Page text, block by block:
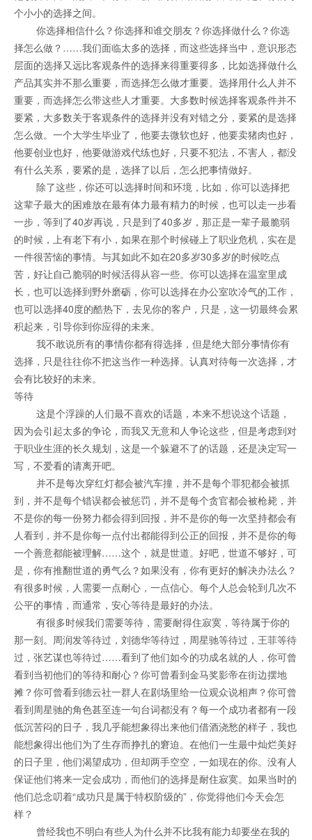
个小小的选择之间。
你选择相信什么？你选择和谁交朋友？你选择做什么？你选
择怎么做？……我们面临太多的选择，而这些选择当中，意识形态
层面的选择又远比客观条件的选择来得重要得多，比如选择做什么
产品其实并不那么重要，而选择怎么做才重要。选择用什么人并不
重要，而选择怎么带这些人才重要。大多数时候选择客观条件并不
要紧，大多数关于客观条件的选择并没有对错之分，要紧的是选择
怎么做。一个大学生毕业了，他要去微软也好，他要卖猪肉也好，
他要创业也好，他要做游戏代练也好，只要不犯法，不害人，都没
有什么关系，要紧的是，选择了以后，怎么把事情做好。
除了这些，你还可以选择时间和环境，比如，你可以选择把
这辈子最大的困难放在最有体力最有精力的时候，也可以走一步看
一步，等到了40岁再说，只是到了40多岁，那正是一辈子最脆弱
的时候，上有老下有小，如果在那个时候碰上了职业危机，实在是
一件很苦恼的事情。与其如此不如在20多岁30多岁的时候吃点
苦，好让自己脆弱的时候活得从容一些。你可以选择在温室里成
长，也可以选择到野外磨砺，你可以选择在办公室吹冷气的工作，
也可以选择40度的酷热下，去见你的客户，只是，这一切最终会累
积起来，引导你到你应得的未来。
我不敢说所有的事情你都有得选择，但是绝大部分事情你有
选择，只是往往你不把这当作一种选择。认真对待每一次选择，才
会有比较好的未来。
等待
这是个浮躁的人们最不喜欢的话题，本来不想说这个话题，
因为会引起太多的争论，而我又无意和人争论这些，但是考虑到对
于职业生涯的长久规划，这是一个躲避不了的话题，还是决定写一
写，不爱看的请离开吧。
并不是每次穿红灯都会被汽车撞，并不是每个罪犯都会被抓
到，并不是每个错误都会被惩罚，并不是每个贪官都会被枪毙，并
不是你的每一份努力都会得到回报，并不是你的每一次坚持都会有
人看到，并不是你每一点付出都能得到公正的回报，并不是你的每
一个善意都能被理解……这个，就是世道。好吧，世道不够好，可
是，你有推翻世道的勇气么？如果没有，你有更好的解决办法么？
有很多时候，人需要一点耐心，一点信心。每个人总会轮到几次不
公平的事情，而通常，安心等待是最好的办法。
有很多时候我们需要等待，需要耐得住寂寞，等待属于你的
那一刻。周润发等待过，刘德华等待过，周星驰等待过，王菲等待
过，张艺谋也等待过……看到了他们如今的功成名就的人，你可曾
看到当初他们的等待和耐心？你可曾看到金马奖影帝在街边摆地
摊？你可曾看到德云社一群人在剧场里给一位观众说相声？你可曾
看到周星驰的角色甚至连一句台词都没有？每一个成功者都有一段
低沉苦闷的日子，我几乎能想象得出来他们借酒浇愁的样子，我也
能想象得出他们为了生存而挣扎的窘迫。在他们一生最中灿烂美好
的日子里，他们渴望成功，但却两手空空，一如现在的你。没有人
保证他们将来一定会成功，而他们的选择是耐住寂寞。如果当时的
他们总念叨着“成功只是属于特权阶级的”，你觉得他们今天会怎
样？
曾经我也不明白有些人为什么并不比我有能力却要坐在我的